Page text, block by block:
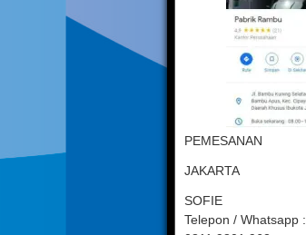
PEMESANAN
JAKARTA
SOFIE
Telepon / Whatsapp :